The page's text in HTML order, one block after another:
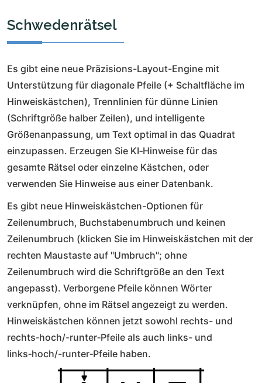
Schwedenrätsel
Es gibt eine neue Präzisions-Layout-Engine mit
Unterstützung für diagonale Pfeile (+ Schaltfläche im
Hinweiskästchen), Trennlinien für dünne Linien
(Schriftgröße halber Zeilen), und intelligente
Größenanpassung, um Text optimal in das Quadrat
einzupassen. Erzeugen Sie KI‑Hinweise für das
gesamte Rätsel oder einzelne Kästchen, oder
verwenden Sie Hinweise aus einer Datenbank.
Es gibt neue Hinweiskästchen-Optionen für
Zeilenumbruch, Buchstabenumbruch und keinen
Zeilenumbruch (klicken Sie im Hinweiskästchen mit der
rechten Maustaste auf "Umbruch"; ohne
Zeilenumbruch wird die Schriftgröße an den Text
angepasst). Verborgene Pfeile können Wörter
verknüpfen, ohne im Rätsel angezeigt zu werden.
Hinweiskästchen können jetzt sowohl rechts- und
rechts‑hoch/-runter‑Pfeile als auch links- und
links‑hoch/-runter‑Pfeile haben.